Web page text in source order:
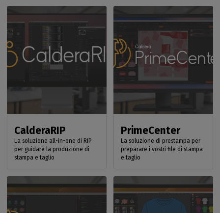
CalderaRIP
La soluzione all-in-one di RIP
per guidare la produzione di
stampa e taglio
PrimeCenter
La soluzione di prestampa per
preparare i vostri file di stampa
e taglio